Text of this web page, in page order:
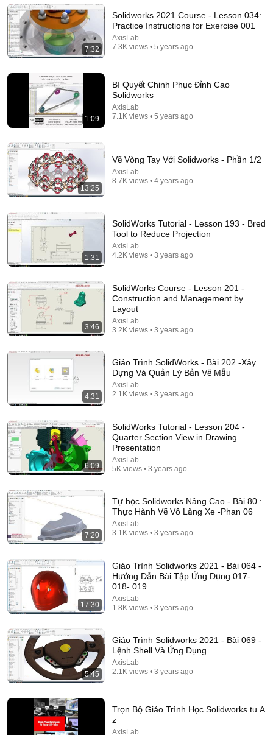
Vụ Nữ Luật Sư Gốc Việt Làm 500 Bộ Hồ Sơ Kết Hôn
Giả Chấn Động Texas
CAD Speedmodeling Tournament! - FINALS Battle 1
- SOLIDWORKS vs SOLIDWORKS
Too Tall Toby • 706K views
Khả năng không chỉ là chuyện Giang hồ thôi đâu.
Huấn hoa hồng
KIẾN THỨC THÚ VỊ Official
New 43K views
10 Minutes of Anger on Facebook — Destroying a
Vietnamese Student's 4 Years at Harvard | Quyen
7:32
Solidworks 2021 Course - Lesson 034:
Practice Instructions for Exercise 001
AxisLab
7.3K views • 5 years ago
1:09
Bí Quyết Chinh Phục Đỉnh Cao
Solidworks
AxisLab
7.1K views • 5 years ago
13:25
Vẽ Vòng Tay Với Solidworks - Phần 1/2
AxisLab
8.7K views • 4 years ago
1:31
SolidWorks Tutorial - Lesson 193 - Bred
Tool to Reduce Projection
AxisLab
4.2K views • 3 years ago
3:46
SolidWorks Course - Lesson 201 -
Construction and Management by
Layout
AxisLab
3.2K views • 3 years ago
4:31
Giáo Trình SolidWorks - Bài 202 -Xây
Dựng Và Quản Lý Bản Vẽ Mẫu
AxisLab
2.1K views • 3 years ago
6:09
SolidWorks Tutorial - Lesson 204 -
Quarter Section View in Drawing
Presentation
AxisLab
5K views • 3 years ago
7:20
Tự học Solidworks Nâng Cao - Bài 80 :
Thực Hành Vẽ Vô Lăng Xe -Phan 06
AxisLab
3.1K views • 3 years ago
17:30
Giáo Trình Solidworks 2021 - Bài 064 -
Hướng Dẫn Bài Tập Ứng Dụng 017-
018- 019
AxisLab
1.8K views • 3 years ago
5:45
Giáo Trình Solidworks 2021 - Bài 069 -
Lệnh Shell Và Ứng Dụng
AxisLab
2.1K views • 3 years ago
Trọn Bộ Giáo Trình Học Solidworks tu A
z
AxisLab